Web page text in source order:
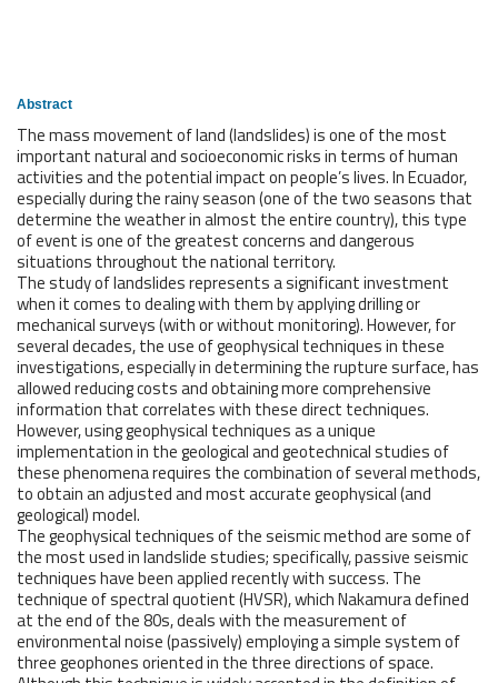
Abstract
The mass movement of land (landslides) is one of the most
important natural and socioeconomic risks in terms of human
activities and the potential impact on people’s lives. In Ecuador,
especially during the rainy season (one of the two seasons that
determine the weather in almost the entire country), this type
of event is one of the greatest concerns and dangerous
situations throughout the national territory.
The study of landslides represents a significant investment
when it comes to dealing with them by applying drilling or
mechanical surveys (with or without monitoring). However, for
several decades, the use of geophysical techniques in these
investigations, especially in determining the rupture surface, has
allowed reducing costs and obtaining more comprehensive
information that correlates with these direct techniques.
However, using geophysical techniques as a unique
implementation in the geological and geotechnical studies of
these phenomena requires the combination of several methods,
to obtain an adjusted and most accurate geophysical (and
geological) model.
The geophysical techniques of the seismic method are some of
the most used in landslide studies; specifically, passive seismic
techniques have been applied recently with success. The
technique of spectral quotient (HVSR), which Nakamura defined
at the end of the 80s, deals with the measurement of
environmental noise (passively) employing a simple system of
three geophones oriented in the three directions of space.